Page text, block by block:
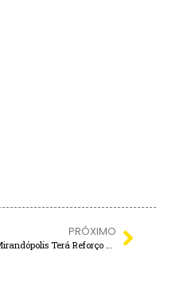
PRÓXIMO
Mirandópolis Terá Reforço na Sinalização Próximo ao Novo Fórum